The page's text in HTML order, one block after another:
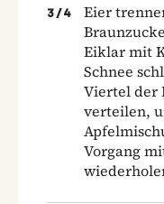
3 /4
Eier
Eiklar mit
Schnee
Viertel der
verteilen,
Vorgang